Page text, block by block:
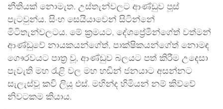
නීතියක් නොමැත. උස්තැන්වලට ආණ්ඩුව පූස්
පැටවුන්ය. සිංහ සෙයියාවෙන් සිටින්නේ
මිටිතැන්වලටය. මේ ක්‍රමයට, දේශප්‍රේමීන්ගේත් වත්මන්
ආණ්ඩුවේ නායකයන්ගේත්, පාක්ෂිකයන්ගේත් නොමඳ
ගෞරවයට පාත්‍ර වූ, ආණ්ඩුව බලයට පත් කිරීම උදෙසා
පැවැති මහ රැළි වල මහ හඬින් ජනයාට අසන්නට
සැලැස්වූ කවි ලියූ එස්. මහින්ද හිමියන් නම් කිව්වේ
නිවටකම කියාය.